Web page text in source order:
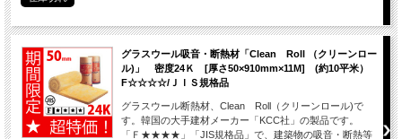
グラスウール吸音・断熱材「Clean Roll （クリーンロー
ル)」 密度24Ｋ [厚さ50×910mm×11M] (約10平米）
F☆☆☆☆/ＪＩＳ規格品
グラスウール断熱材、Clean Roll（クリーンロール)で
す。韓国の大手建材メーカー「KCC社」の製品です。
「Ｆ★★★★」「JIS規格品」で、建築物の吸音・断熱等